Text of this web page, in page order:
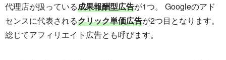
代理店が扱っている成果報酬型広告が1つ。 Googleのアド
センスに代表されるクリック単価広告が2つ目となります。
総じてアフィリエイト広告とも呼びます。